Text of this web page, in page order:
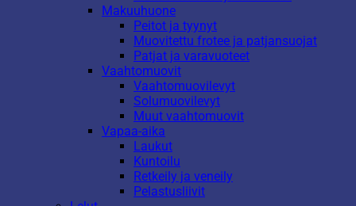
Makuuhuone
Peitot ja tyynyt
Muovitettu frotee ja patjansuojat
Patjat ja varavuoteet
Vaahtomuovit
Vaahtomuovilevyt
Solumuovilevyt
Muut vaahtomuovit
Vapaa-aika
Laukut
Kuntoilu
Retkeily ja veneily
Pelastusliivit